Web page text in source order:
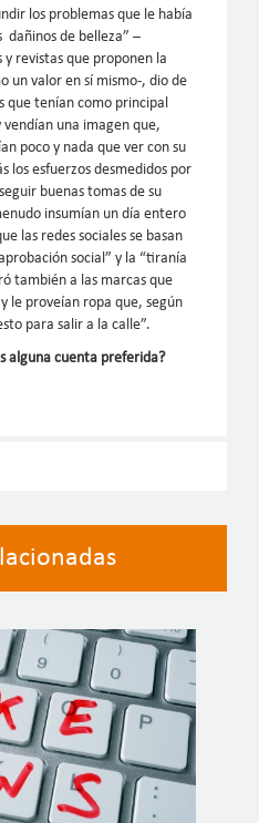
los problemas que le había
de belleza” –
revistas que proponen la
un valor en sí mismo-, dio de
que tenían como principal
una imagen que,
poco y nada que ver con su
los esfuerzos desmedidos por
buenas tomas de su
insumían un día entero
las redes sociales se basan
social” y la “tiranía
también a las marcas que
le proveían ropa que, según
para salir a la calle”.
alguna cuenta preferida?